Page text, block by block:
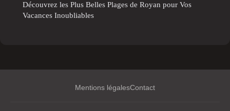
Découvrez les Plus Belles Plages de Royan pour Vos
Vacances Inoubliables
Mentions légalesContact